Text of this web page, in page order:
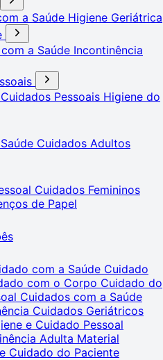
a Saúde Higiene Geriátrica
a Saúde Incontinência
Pessoais Higiene do
Cuidados Adultos
Cuidados Femininos
de Papel
com a Saúde Cuidado
com o Corpo Cuidado do
Cuidados com a Saúde
Cuidados Geriátricos
e Cuidado Pessoal
Adulta Material
Cuidado do Paciente